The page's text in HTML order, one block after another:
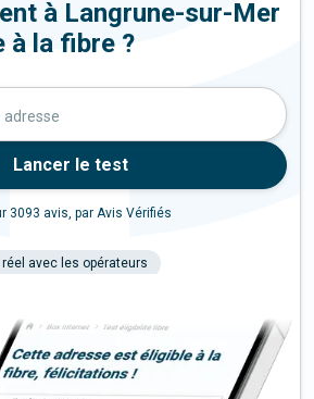
à Langrune-sur-Mer
à la fibre ?
adresse
Lancer le test
3093 avis, par Avis Vérifiés
avec les opérateurs